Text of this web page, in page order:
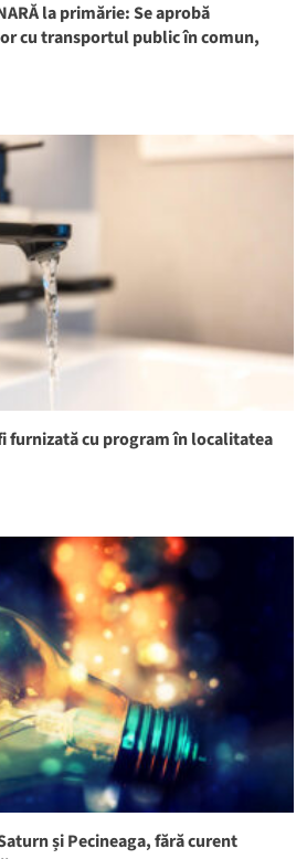
la primărie: Se aprobă
cu transportul public în comun,
fi furnizată cu program în localitatea
și Pecineaga, fără curent